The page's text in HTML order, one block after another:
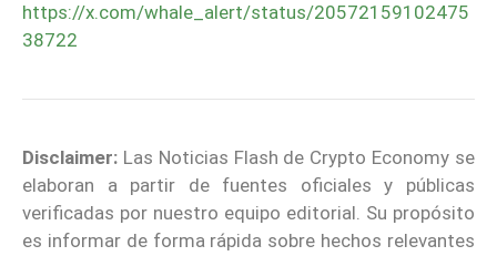
https://x.com/whale_alert/status/20572159102475
38722
Disclaimer: Las Noticias Flash de Crypto Economy se
elaboran a partir de fuentes oficiales y públicas
verificadas por nuestro equipo editorial. Su propósito
es informar de forma rápida sobre hechos relevantes